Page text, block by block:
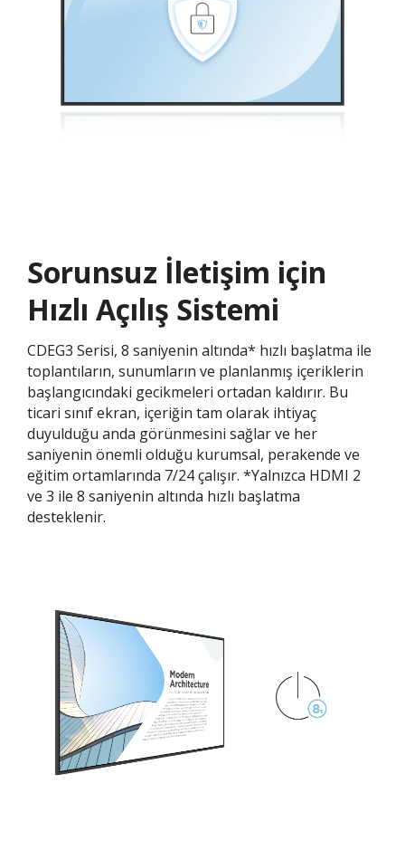
Sorunsuz İletişim için
Hızlı Açılış Sistemi
CDEG3 Serisi, 8 saniyenin altında* hızlı başlatma ile
toplantıların, sunumların ve planlanmış içeriklerin
başlangıcındaki gecikmeleri ortadan kaldırır. Bu
ticari sınıf ekran, içeriğin tam olarak ihtiyaç
duyulduğu anda görünmesini sağlar ve her
saniyenin önemli olduğu kurumsal, perakende ve
eğitim ortamlarında 7/24 çalışır. *Yalnızca HDMI 2
ve 3 ile 8 saniyenin altında hızlı başlatma
desteklenir.